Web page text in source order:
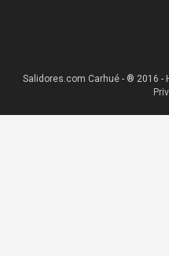
Salidores.com Carhué - ® 2016 -